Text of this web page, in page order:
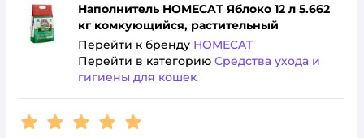
Наполнитель HOMECAT Яблоко 12 л 5.662
кг комкующийся, растительный
Перейти к бренду HOMECAT
Перейти в категорию Средства ухода и
гигиены для кошек
Рейтинг:5